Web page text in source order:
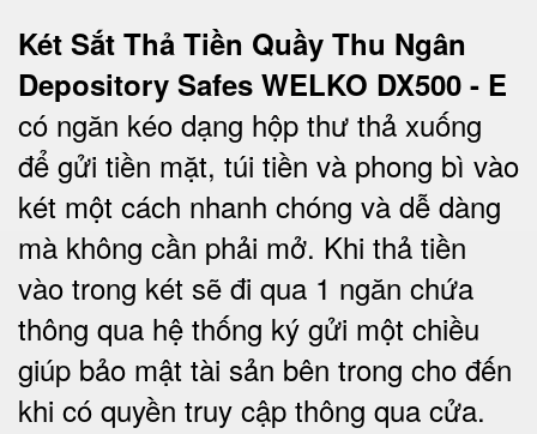
Két Sắt Thả Tiền Quầy Thu Ngân
Depository Safes WELKO DX500 - E
có ngăn kéo dạng hộp thư thả xuống
để gửi tiền mặt, túi tiền và phong bì vào
két một cách nhanh chóng và dễ dàng
mà không cần phải mở. Khi thả tiền
vào trong két sẽ đi qua 1 ngăn chứa
thông qua hệ thống ký gửi một chiều
giúp bảo mật tài sản bên trong cho đến
khi có quyền truy cập thông qua cửa.